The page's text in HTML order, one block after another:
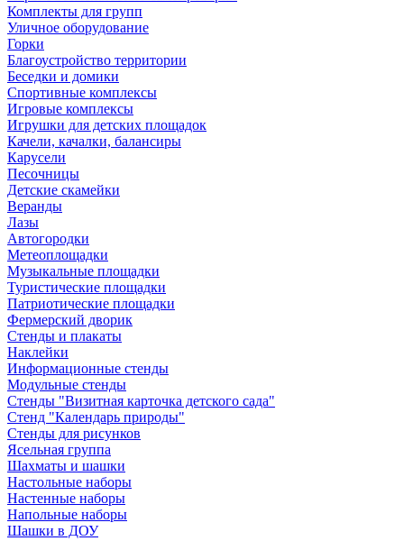
Комплекты для групп
Уличное оборудование
Горки
Благоустройство территории
Беседки и домики
Спортивные комплексы
Игровые комплексы
Игрушки для детских площадок
Качели, качалки, балансиры
Карусели
Песочницы
Детские скамейки
Веранды
Лазы
Автогородки
Метеоплощадки
Музыкальные площадки
Туристические площадки
Патриотические площадки
Фермерский дворик
Стенды и плакаты
Наклейки
Информационные стенды
Модульные стенды
Стенды "Визитная карточка детского сада"
Стенд "Календарь природы"
Стенды для рисунков
Ясельная группа
Шахматы и шашки
Настольные наборы
Настенные наборы
Напольные наборы
Шашки в ДОУ